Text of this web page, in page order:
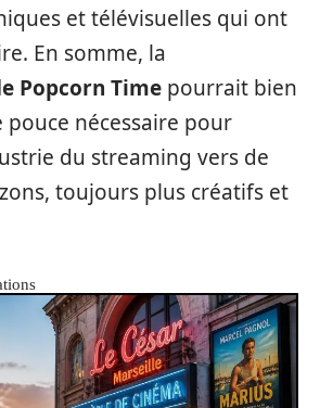
et télévisuelles qui ont
En somme, la
Popcorn Time pourrait bien
pouce nécessaire pour
du streaming vers de
toujours plus créatifs et